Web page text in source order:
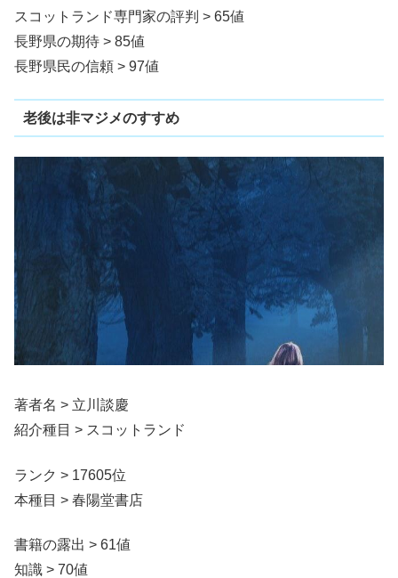
スコットランド専門家の評判 > 65値
長野県の期待 > 85値
長野県民の信頼 > 97値
老後は非マジメのすすめ
著者名 > 立川談慶
紹介種目 > スコットランド
ランク > 17605位
本種目 > 春陽堂書店
書籍の露出 > 61値
知識 > 70値